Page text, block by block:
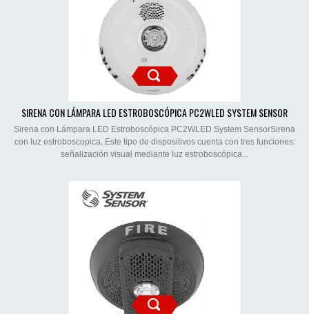
SIRENA CON LÁMPARA LED ESTROBOSCÓPICA PC2WLED SYSTEM SENSOR
Sirena con Lámpara LED Estroboscópica PC2WLED System SensorSirena
con luz estroboscopica, Este tipo de dispositivos cuenta con tres funciones:
señalización visual mediante luz estroboscópica...